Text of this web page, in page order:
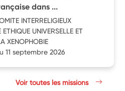
dans ...
INTERRELIGIEUX
ETHIQUE UNIVERSELLE ET
XENOPHOBIE
11 septembre 2026
Voir toutes les missions